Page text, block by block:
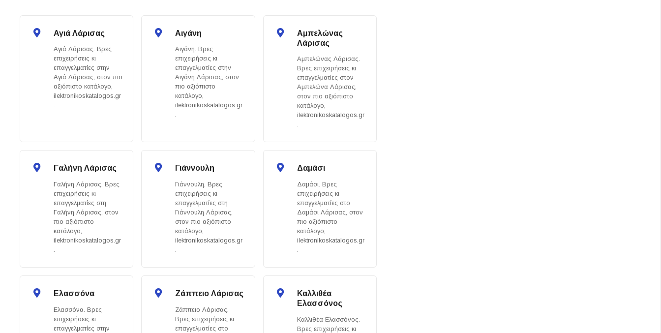
Αγιά Λάρισας
Αγιά Λάρισας. Βρες
επιχειρήσεις κι
επαγγελματίες στην
Αγιά Λάρισας, στον πιο
αξιόπιστο κατάλογο,
ilektronikoskatalogos.gr
.
Αιγάνη
Αιγάνη. Βρες
επιχειρήσεις κι
επαγγελματίες στην
Αιγάνη Λάρισας, στον
πιο αξιόπιστο
κατάλογο,
ilektronikoskatalogos.gr
.
Αμπελώνας
Λάρισας
Αμπελώνας Λάρισας.
Βρες επιχειρήσεις κι
επαγγελματίες στον
Αμπελώνα Λάρισας,
στον πιο αξιόπιστο
κατάλογο,
ilektronikoskatalogos.gr
.
Γαλήνη Λάρισας
Γαλήνη Λάρισας. Βρες
επιχειρήσεις κι
επαγγελματίες στη
Γαλήνη Λάρισας, στον
πιο αξιόπιστο
κατάλογο,
ilektronikoskatalogos.gr
.
Γιάννουλη
Γιάννουλη. Βρες
επιχειρήσεις κι
επαγγελματίες στη
Γιάννουλη Λάρισας,
στον πιο αξιόπιστο
κατάλογο,
ilektronikoskatalogos.gr
.
Δαμάσι
Δαμάσι. Βρες
επιχειρήσεις κι
επαγγελματίες στο
Δαμάσι Λάρισας, στον
πιο αξιόπιστο
κατάλογο,
ilektronikoskatalogos.gr
.
Ελασσόνα
Ελασσόνα. Βρες
επιχειρήσεις κι
επαγγελματίες στην
Ζάππειο Λάρισας
Ζάππειο Λάρισας.
Βρες επιχειρήσεις κι
επαγγελματίες στο
Καλλιθέα
Ελασσόνος
Καλλιθέα Ελασσόνος.
Βρες επιχειρήσεις κι